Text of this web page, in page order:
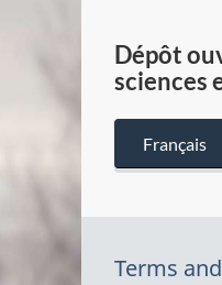
Dépôt
sciences
Français
Terms and